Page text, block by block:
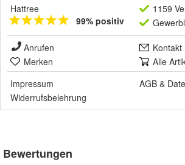
Hattree
99% positiv
1159
Anrufen
Kontakt
Merken
Alle
Impressum
AGB &
Widerrufsbelehrung
Bewertungen